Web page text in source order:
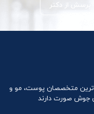
پرسش از دکتر
متخصصان پوست، مو و
جوش صورت دارند